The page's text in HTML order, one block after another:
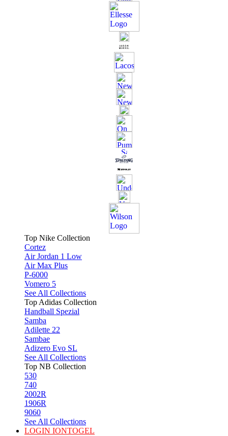
Top Nike Collection
Cortez
Air Jordan 1 Low
Air Max Plus
P-6000
Vomero 5
See All Collections
Top Adidas Collection
Handball Spezial
Samba
Adilette 22
Sambae
Adizero Evo SL
See All Collections
Top NB Collection
530
740
2002R
1906R
9060
See All Collections
LOGIN IONTOGEL